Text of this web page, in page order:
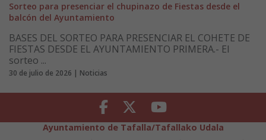
Sorteo para presenciar el chupinazo de Fiestas desde el
balcón del Ayuntamiento
BASES DEL SORTEO PARA PRESENCIAR EL COHETE DE
FIESTAS DESDE EL AYUNTAMIENTO PRIMERA.- El
sorteo ...
30 de julio de 2026 | Noticias
Facebook Twitter Youtube
Ayuntamiento de Tafalla/Tafallako Udala